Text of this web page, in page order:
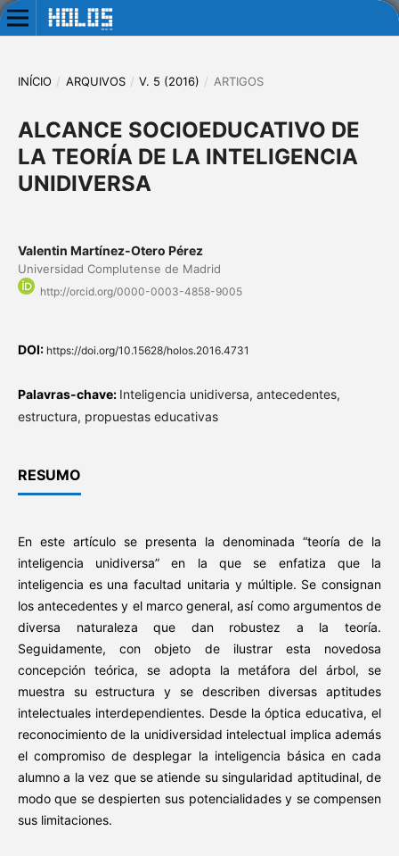
INÍCIO / ARQUIVOS / V. 5 (2016) / ARTIGOS
ALCANCE SOCIOEDUCATIVO DE
LA TEORÍA DE LA INTELIGENCIA
UNIDIVERSA
Valentin Martínez-Otero Pérez
Universidad Complutense de Madrid
http://orcid.org/0000-0003-4858-9005
DOI: https://doi.org/10.15628/holos.2016.4731
Palavras-chave: Inteligencia unidiversa, antecedentes,
estructura, propuestas educativas
RESUMO
En este artículo se presenta la denominada “teoría de la
inteligencia unidiversa” en la que se enfatiza que la
inteligencia es una facultad unitaria y múltiple. Se consignan
los antecedentes y el marco general, así como argumentos de
diversa naturaleza que dan robustez a la teoría.
Seguidamente, con objeto de ilustrar esta novedosa
concepción teórica, se adopta la metáfora del árbol, se
muestra su estructura y se describen diversas aptitudes
intelectuales interdependientes. Desde la óptica educativa, el
reconocimiento de la unidiversidad intelectual implica además
el compromiso de desplegar la inteligencia básica en cada
alumno a la vez que se atiende su singularidad aptitudinal, de
modo que se despierten sus potencialidades y se compensen
sus limitaciones.